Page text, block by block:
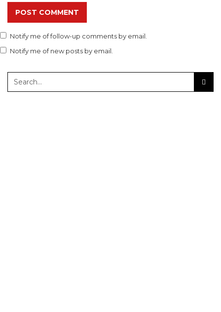
POST COMMENT
Notify me of follow-up comments by email.
Notify me of new posts by email.